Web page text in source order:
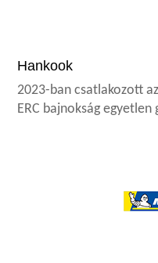
Hankook
2023-ban csatlakozott
ERC bajnokság